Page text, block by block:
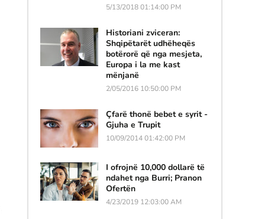
5/13/2018 01:14:00 PM
Historiani zviceran:
Shqipëtarët udhëheqës
botërorë që nga mesjeta,
Europa i la me kast
mënjanë
2/05/2016 10:50:00 PM
Çfarë thonë bebet e syrit -
Gjuha e Trupit
10/09/2014 01:42:00 PM
I ofrojnë 10,000 dollarë të
ndahet nga Burri; Pranon
Ofertën
4/23/2019 12:03:00 AM